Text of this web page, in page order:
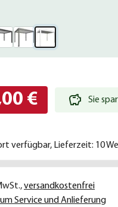
€ Sie
verfügbar, Lieferzeit: 10
,versandkostenfrei
Service und Anlieferung